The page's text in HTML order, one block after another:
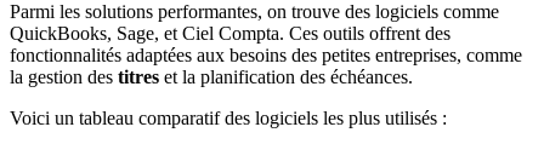
Parmi les solutions performantes, on trouve des logiciels comme
QuickBooks, Sage, et Ciel Compta. Ces outils offrent des
fonctionnalités adaptées aux besoins des petites entreprises, comme
la gestion des titres et la planification des échéances.
Voici un tableau comparatif des logiciels les plus utilisés :